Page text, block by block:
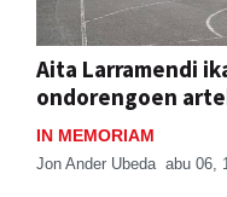
Aita Larramendi
ondorengoen
IN MEMORIAM
Jon Ander Ubeda